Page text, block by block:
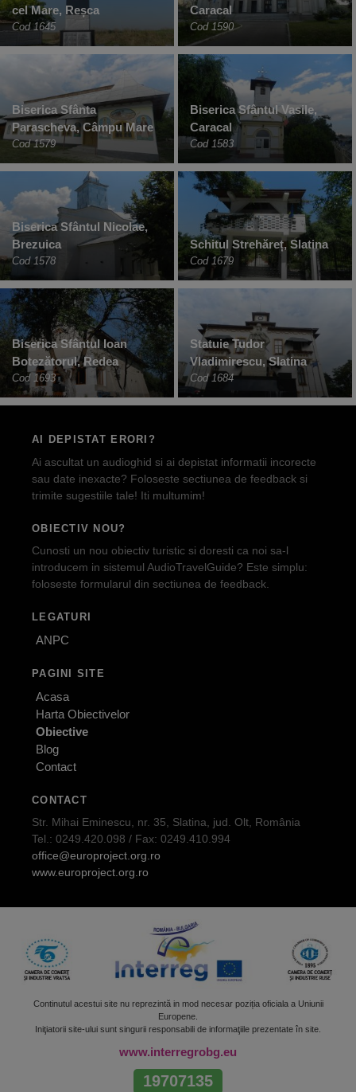
cel Mare, Reșca
Cod 1645
Caracal
Cod 1590
Biserica Sfânta
Parascheva, Câmpu Mare
Cod 1579
Biserica Sfântul Vasile,
Caracal
Cod 1583
Biserica Sfântul Nicolae,
Brezuica
Cod 1578
Schitul Strehăreț, Slatina
Cod 1679
Biserica Sfântul Ioan
Botezătorul, Redea
Cod 1693
Statuie Tudor
Vladimirescu, Slatina
Cod 1684
AI DEPISTAT ERORI?
Ai ascultat un audioghid si ai depistat informatii incorecte
sau date inexacte? Foloseste sectiunea de feedback si
trimite sugestiile tale! Iti multumim!
OBIECTIV NOU?
Cunosti un nou obiectiv turistic si doresti ca noi sa-l
introducem in sistemul AudioTravelGuide? Este simplu:
foloseste formularul din sectiunea de feedback.
LEGATURI
ANPC
PAGINI SITE
Acasa
Harta Obiectivelor
Obiective
Blog
Contact
CONTACT
Str. Mihai Eminescu, nr. 35, Slatina, jud. Olt, România
Tel.: 0249.420.098 / Fax: 0249.410.994
office@europroject.org.ro
www.europroject.org.ro
Continutul acestui site nu reprezintă in mod necesar poziția oficiala a Uniunii
Europene.
Iniţiatorii site-ului sunt singurii responsabili de informaţiile prezentate în site.
www.interregrobg.eu
19707135